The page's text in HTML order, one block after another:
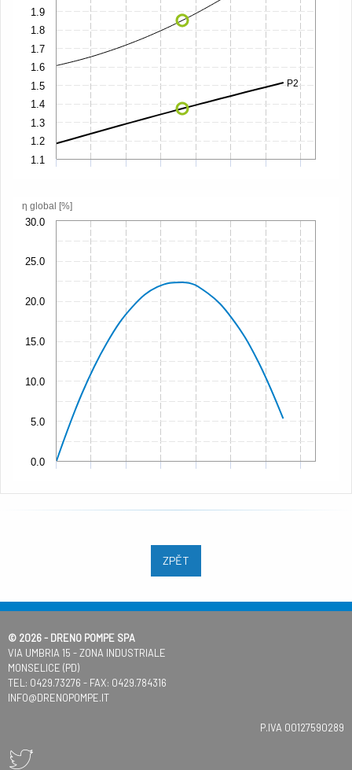
P2
1.1
1.2
1.3
1.4
1.5
1.6
1.7
1.8
1.9
η global [%]
0.0
5.0
10.0
15.0
20.0
25.0
30.0
ZPĚT
© 2026 - DRENO POMPE SPA
VIA UMBRIA 15 - ZONA INDUSTRIALE
MONSELICE (PD)
TEL: 0429.73276 - FAX: 0429.784316
INFO@DRENOPOMPE.IT
P.IVA 00127590289